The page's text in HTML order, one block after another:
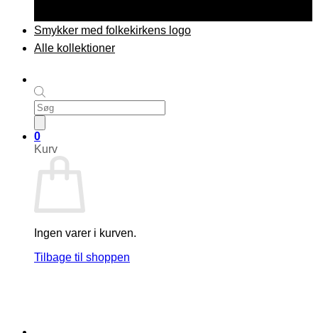
Products
search
0
Kurv
Ingen varer i kurven.
Tilbage til shoppen
Smykker med folkekirkens logo
Alle kollektioner